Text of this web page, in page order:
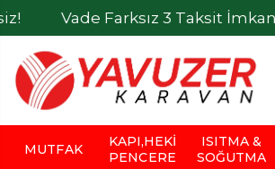
Farksız 3 Taksit İmkanı
MUTFAK
KAPI,HEKI
PENCERE
ISITMA &
SOĞUTMA